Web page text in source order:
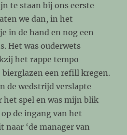
te staan bij ons eerste
we dan, in het
in de hand en nog een
Het was ouderwets
het rappe tempo
bierglazen een refill kregen.
de wedstrijd verslapte
het spel en was mijn blik
de ingang van het
naar ‘de manager van